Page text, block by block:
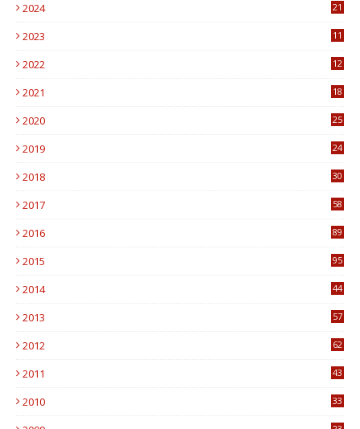
2024 21
2023
11
2022
12
2021
18
2020
25
2019
24
2018
30
2017
58
2016
89
2015
95
2014
44
2013
57
2012
62
2011
43
2010
33